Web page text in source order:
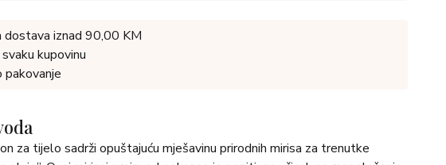
iznad 90,00 KM
kupovinu
za tijelo sadrži opuštajuću mješavinu prirodnih mirisa za trenutke